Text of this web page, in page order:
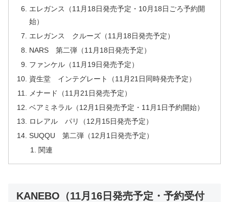
エレガンス（11月18日発売予定・10月18日ごろ予約開
始）
エレガンス クルーズ（11月18日発売予定）
NARS 第二弾（11月18日発売予定）
ファンケル（11月19日発売予定）
資生堂 インテグレート（11月21日同時発売予定）
メナード（11月21日発売予定）
ベアミネラル（12月1日発売予定・11月1日予約開始）
ロレアル パリ（12月15日発売予定）
SUQQU 第二弾（12月1日発売予定）
関連
KANEBO（11月16日発売予定・予約受付